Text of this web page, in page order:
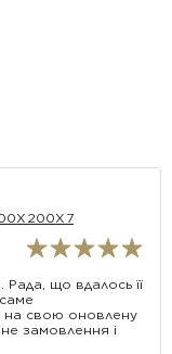
Рада, що вдалось її
на свою оновлену
замовлення і